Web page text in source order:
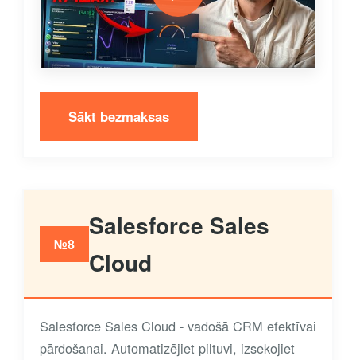
Sākt bezmaksas
№8
Salesforce Sales
Cloud
Salesforce Sales Cloud - vadošā CRM efektīvai
pārdošanai. Automatizējiet piltuvi, izsekojiet